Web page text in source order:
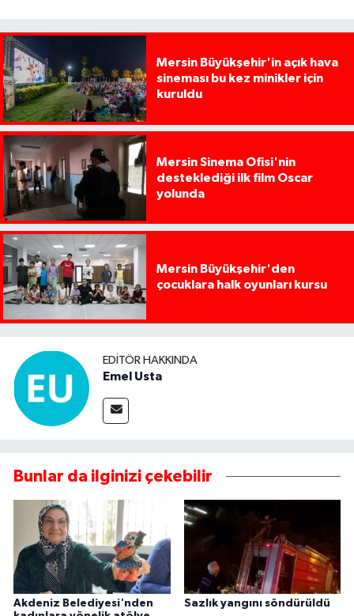
Mersin Büyükşehir'in açık hava
sineması bu kez minikler için
kuruldu
Mersin Sinema Ofisi'nin
desteklediği ilk film Oscar
yolunda
Mersin Büyükşehir'den
çocuklara halk oyunları kursu
EDITÖR HAKKINDA
Emel Usta
Bunlar da ilginizi çekebilir
Akdeniz Belediyesi'nden
Sazlık yangını söndürüldü